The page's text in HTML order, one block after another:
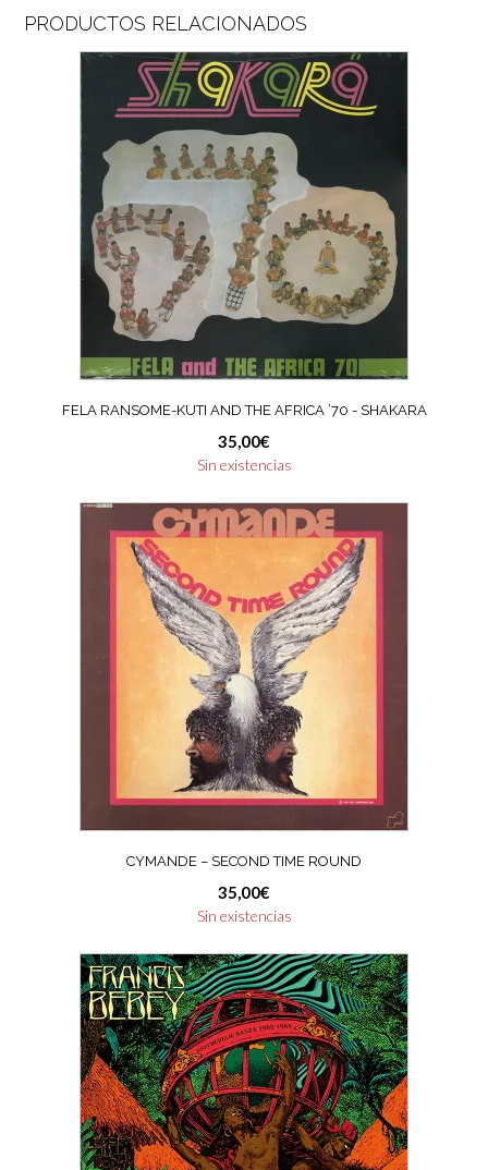
PRODUCTOS RELACIONADOS
FELA RANSOME-KUTI AND THE AFRICA ’70 ‎- SHAKARA
35,00€
Sin existencias
CYMANDE – SECOND TIME ROUND
35,00€
Sin existencias